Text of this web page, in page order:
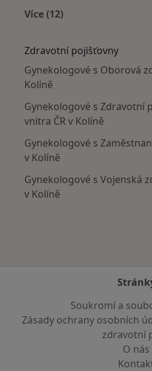
Více (12)
Zdravotní pojišťovny
Gynekologové s Oborová
Kolíně
Gynekologové s Zdravotní
vnitra ČR v Kolíně
Gynekologové s
v Kolíně
Gynekologové s Vojenská
v Kolíně
Soukromí a
Zásady ochrany osobních
zdravotní
O nás